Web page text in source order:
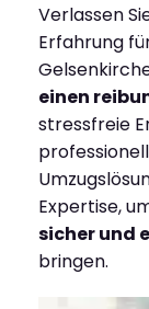
Verlassen
Erfahrung
einen
stressfreie
Expertise,
sicher und
bringen.